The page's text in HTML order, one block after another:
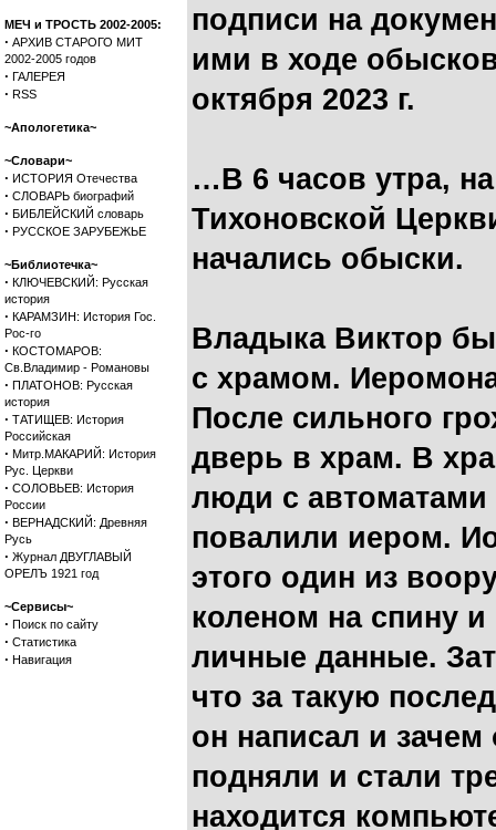
МЕЧ и ТРОСТЬ 2002-2005:
· АРХИВ СТАРОГО МИТ
2002-2005 годов
· ГАЛЕРЕЯ
· RSS
~Апологетика~
~Словари~
· ИСТОРИЯ Отечества
· СЛОВАРЬ биографий
· БИБЛЕЙСКИЙ словарь
· РУССКОЕ ЗАРУБЕЖЬЕ
~Библиотечка~
· КЛЮЧЕВСКИЙ: Русская
история
· КАРАМЗИН: История Гос.
Рос-го
· КОСТОМАРОВ:
Св.Владимир - Романовы
· ПЛАТОНОВ: Русская
история
· ТАТИЩЕВ: История
Российская
· Митр.МАКАРИЙ: История
Рус. Церкви
· СОЛОВЬЕВ: История
России
· ВЕРНАДСКИЙ: Древняя
Русь
· Журнал ДВУГЛАВЫЙ
ОРЕЛЪ 1921 год
~Сервисы~
· Поиск по сайту
· Статистика
· Навигация
подписи на
ими в ходе
октября 2023 г.
…В 6 часов утра,
Тихоновской
начались обыски.
Владыка Виктор
с храмом.
После сильного
дверь в храм. В
люди с
повалили иером.
этого один из
коленом на спину
личные данные.
что за такую
он написал и зачем
подняли и стали
находится